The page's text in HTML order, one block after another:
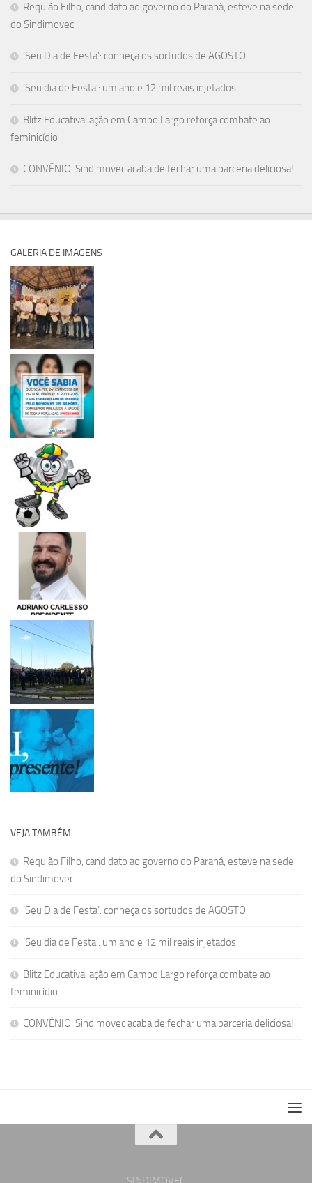
Requião Filho, candidato ao governo do Paraná, esteve na sede
do Sindimovec
‘Seu Dia de Festa’: conheça os sortudos de AGOSTO
‘Seu dia de Festa’: um ano e 12 mil reais injetados
Blitz Educativa: ação em Campo Largo reforça combate ao
feminicídio
CONVÊNIO: Sindimovec acaba de fechar uma parceria deliciosa!
GALERIA DE IMAGENS
VEJA TAMBÉM
Requião Filho, candidato ao governo do Paraná, esteve na sede
do Sindimovec
‘Seu Dia de Festa’: conheça os sortudos de AGOSTO
‘Seu dia de Festa’: um ano e 12 mil reais injetados
Blitz Educativa: ação em Campo Largo reforça combate ao
feminicídio
CONVÊNIO: Sindimovec acaba de fechar uma parceria deliciosa!